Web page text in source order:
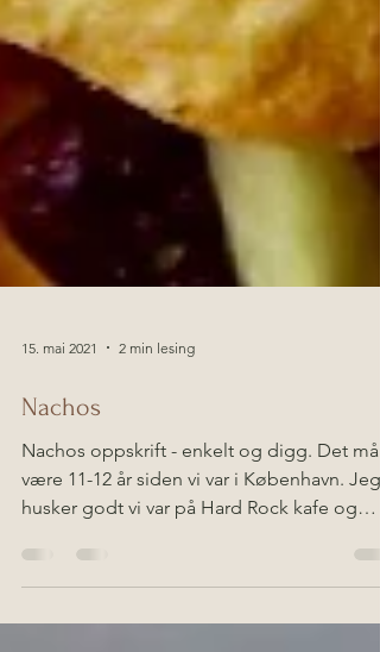
15. mai 2021 2 min lesing
Nachos
Nachos oppskrift - enkelt og digg. Det må
være 11-12 år siden vi var i København. Jeg